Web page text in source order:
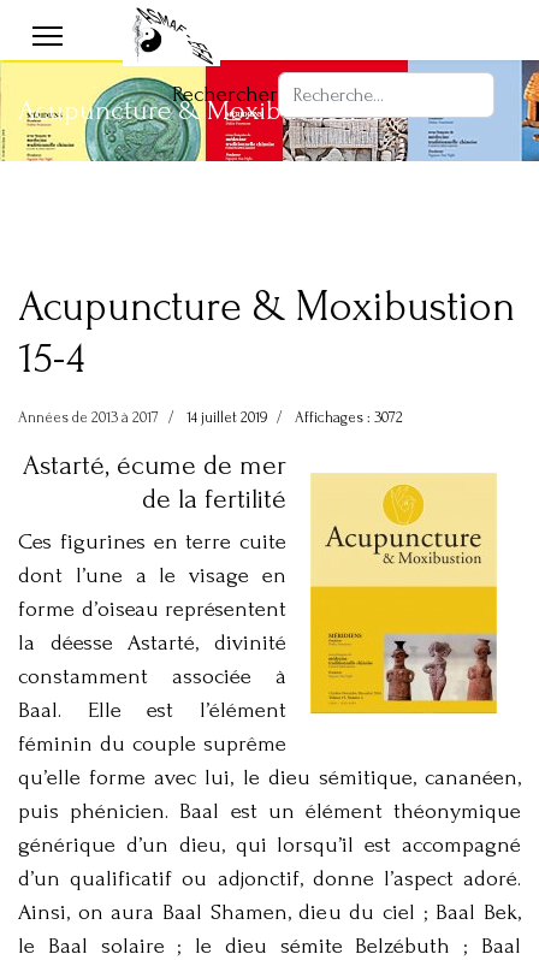
Rechercher
Acupuncture & Moxibustion 15-4
Acupuncture & Moxibustion
15-4
Années de 2013 à 2017 14 juillet 2019 Affichages : 3072
Astarté, écume de mer
de la fertilité
Ces figurines en terre cuite
dont l’une a le visage en
forme d’oiseau représentent
la déesse Astarté, divinité
constamment associée à
Baal. Elle est l’élément
féminin du couple suprême
qu’elle forme avec lui, le dieu sémitique, cananéen,
puis phénicien. Baal est un élément théonymique
générique d’un dieu, qui lorsqu’il est accompagné
d’un qualificatif ou adjonctif, donne l’aspect adoré.
Ainsi, on aura Baal Shamen, dieu du ciel ; Baal Bek,
le Baal solaire ; le dieu sémite Belzébuth ; Baal